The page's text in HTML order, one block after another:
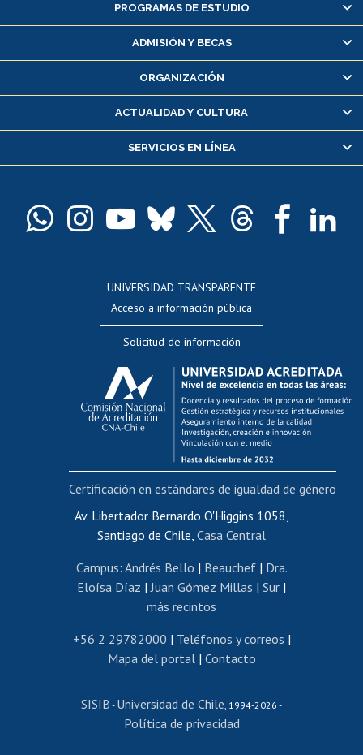
Alumnas/os y exalumnas/os
Matrícula en línea
Inscripción y cambio de asignaturas
Consulta y certificado de notas
Servicio médico y dental
Pago de arancel y crédito alumnos
Docentes
Perfeccionamiento
Editar Portafolio Académico
Evaluación docente
Calificación académica
Postulación al AUCAI
Funcionarias/os
Cursos internos de capacitación
Bienestar del personal
Portal de movilidad interna
Certificado de renta
Certificado de renta honorarios
Editar páginas blancas
Extranjeras/os
Revalidación y reconocimiento de títulos
Postulación al Programa de Movilidad Estudiantil
Cursos de español
PROGRAMAS DE ESTUDIO
ADMISIÓN Y BECAS
ORGANIZACIÓN
ACTUALIDAD Y CULTURA
SERVICIOS EN LÍNEA
UNIVERSIDAD TRANSPARENTE
Acceso a información pública
Solicitud de información
Av. Libertador Bernardo O'Higgins 1058,
Santiago de Chile, Casa Central
Campus: Andrés Bello | Beauchef| Dra.
Eloísa Díaz | Juan Gómez Millas | Sur |
más recintos
+56 2 29782000 | Teléfonos y correos |
Mapa del portal| Contacto
SISIB - Universidad de Chile , 1994-2026 -
Política de privacidad
Certificación en estándares de igualdad de género